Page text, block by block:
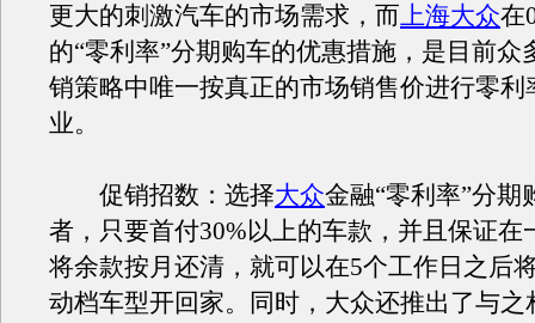
更大的刺激汽车的市场需求，而上海大众在
的“零利率”分期购车的优惠措施，是目前众
销策略中唯一按真正的市场销售价进行零利
业。
促销招数：选择大众金融“零利率”分期
者，只要首付30%以上的车款，并且保证在
将余款按月还清，就可以在5个工作日之后
动档车型开回家。同时，大众还推出了与之